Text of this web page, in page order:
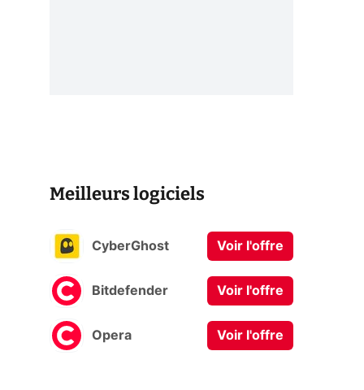
Meilleurs logiciels
CyberGhost Voir l'offre
Bitdefender Voir l'offre
Opera Voir l'offre